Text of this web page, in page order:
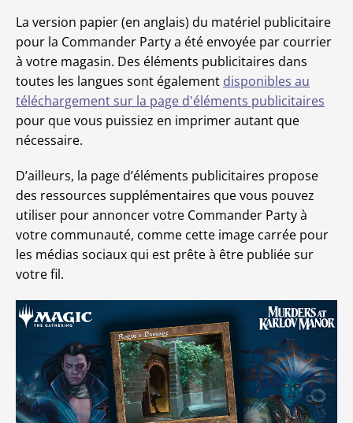
La version papier (en anglais) du matériel publicitaire
pour la Commander Party a été envoyée par courrier
à votre magasin. Des éléments publicitaires dans
toutes les langues sont également disponibles au
téléchargement sur la page d'éléments publicitaires
pour que vous puissiez en imprimer autant que
nécessaire.
D’ailleurs, la page d’éléments publicitaires propose
des ressources supplémentaires que vous pouvez
utiliser pour annoncer votre Commander Party à
votre communauté, comme cette image carrée pour
les médias sociaux qui est prête à être publiée sur
votre fil.